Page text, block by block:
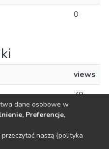
0
views
70
dane osobowe w
Preferencje,
naszą {polityka